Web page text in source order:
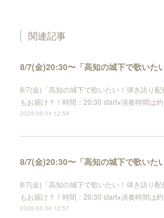
関連記事
8/7(金)20:30〜「高知の城下で歌いた
8/7(金)「高知の城下で歌いたい！弾き語り
もお届け？！時間：20:30 start※演奏時間は
2026.08.04 12:58
8/7(金)20:30〜「高知の城下で歌いた
8/7(金)「高知の城下で歌いたい！弾き語り
もお届け？！時間：20:30 start※演奏時間は
2026.08.04 12:57